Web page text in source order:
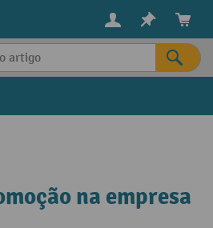
na empresa